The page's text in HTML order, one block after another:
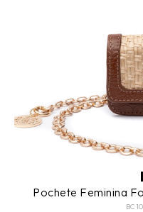
Pochete Feminina